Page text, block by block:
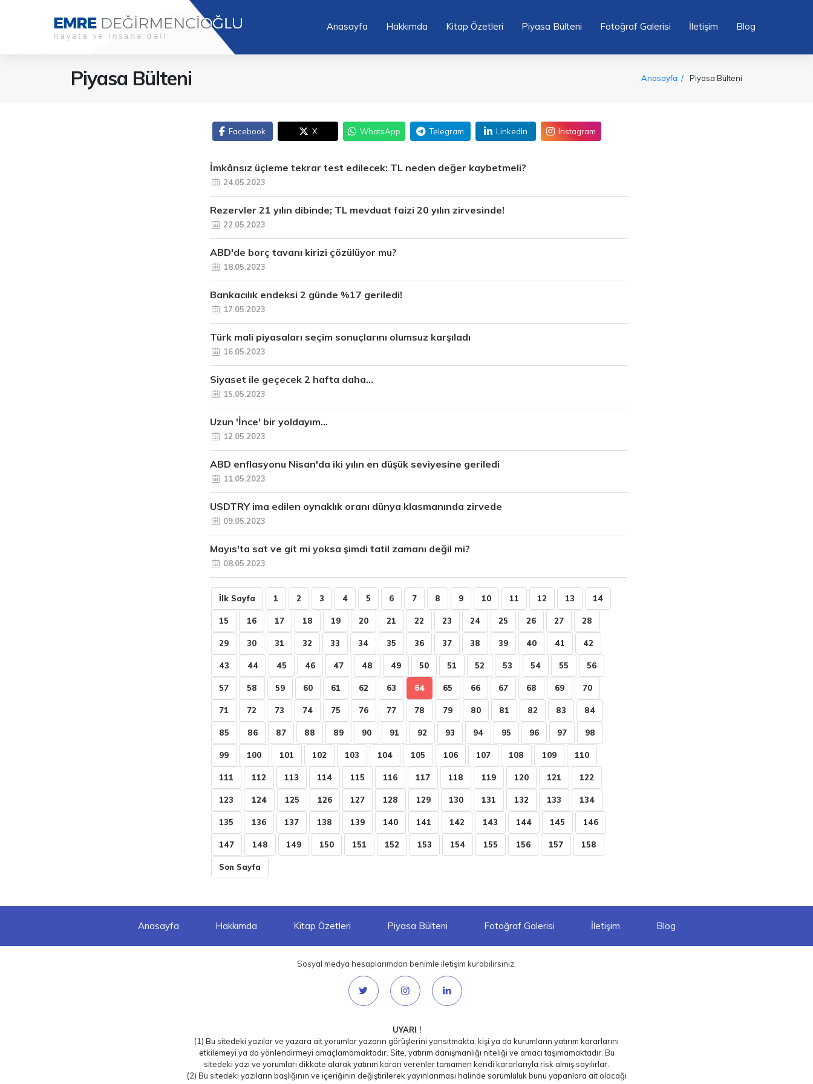
Anasayfa Hakkımda Kitap Özetleri Piyasa Bülteni Fotoğraf Galerisi İletişim Blog
Piyasa Bülteni Anasayfa Piyasa Bülteni
Facebook X WhatsApp Telegram LinkedIn Instagram
İmkânsız üçleme tekrar test edilecek: TL neden değer kaybetmeli?
24.05.2023
Rezervler 21 yılın dibinde; TL mevduat faizi 20 yılın zirvesinde!
22.05.2023
ABD'de borç tavanı kirizi çözülüyor mu?
18.05.2023
Bankacılık endeksi 2 günde %17 geriledi!
17.05.2023
Türk mali piyasaları seçim sonuçlarını olumsuz karşıladı
16.05.2023
Siyaset ile geçecek 2 hafta daha...
15.05.2023
Uzun 'İnce' bir yoldayım...
12.05.2023
ABD enflasyonu Nisan'da iki yılın en düşük seviyesine geriledi
11.05.2023
USDTRY ima edilen oynaklık oranı dünya klasmanında zirvede
09.05.2023
Mayıs'ta sat ve git mi yoksa şimdi tatil zamanı değil mi?
08.05.2023
İlk Sayfa 1 2 3 4 5 6 7 8 9 10 11 12 13 14
15 16 17 18 19 20 21 22 23 24 25 26 27 28
29 30 31 32 33 34 35 36 37 38 39 40 41 42
43 44 45 46 47 48 49 50 51 52 53 54 55 56
57 58 59 60 61 62 63 64 65 66 67 68 69 70
71 72 73 74 75 76 77 78 79 80 81 82 83 84
85 86 87 88 89 90 91 92 93 94 95 96 97 98
99 100 101 102 103 104 105 106 107 108 109 110
111 112 113 114 115 116 117 118 119 120 121 122
123 124 125 126 127 128 129 130 131 132 133 134
135 136 137 138 139 140 141 142 143 144 145 146
147 148 149 150 151 152 153 154 155 156 157 158
Son Sayfa
Anasayfa Hakkımda Kitap Özetleri Piyasa Bülteni Fotoğraf Galerisi İletişim Blog
Sosyal medya hesaplarımdan benimle iletişim kurabilirsiniz.
UYARI !
(1) Bu sitedeki yazılar ve yazara ait yorumlar yazarın görüşlerini yansıtmakta, kişi ya da kurumların yatırım kararlarını
etkilemeyi ya da yönlendirmeyi amaçlamamaktadır. Site, yatırım danışmanlığı niteliği ve amacı taşımamaktadır. Bu
sitedeki yazı ve yorumları dikkate alarak yatırım kararı verenler tamamen kendi kararlarıyla risk almış sayılırlar.
(2) Bu sitedeki yazıların başlığının ve içeriğinin değiştirilerek yayınlanması halinde sorumluluk bunu yapanlara ait olacağı